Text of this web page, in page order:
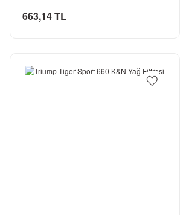
663,14 TL